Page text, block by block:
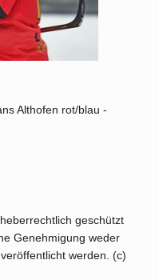
Althofen rot/blau -
geschützt
Genehmigung weder
werden. (c)